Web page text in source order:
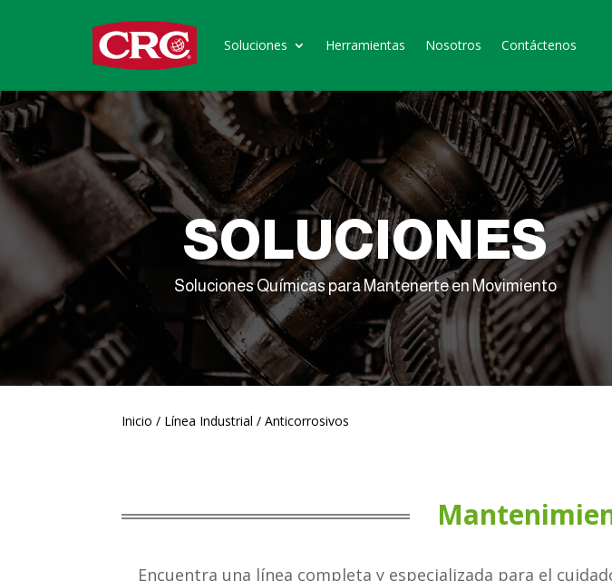
Soluciones Herramientas Nosotros Contáctenos
SOLUCIONES
Soluciones Químicas para Mantenerte en Movimiento
Inicio / Línea Industrial / Anticorrosivos
Encuentra una línea completa y especializada para el